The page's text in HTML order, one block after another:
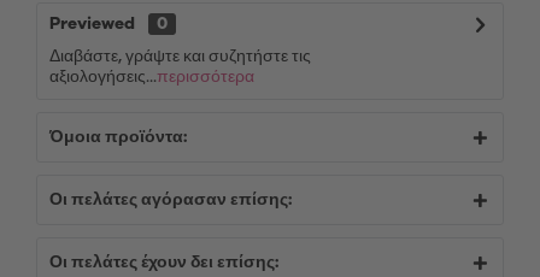
Previewed
0
Διαβάστε, γράψτε και συζητήστε τις
αξιολογήσεις...περισσότερα
Όμοια προϊόντα:
Οι πελάτες αγόρασαν επίσης:
Οι πελάτες έχουν δει επίσης: